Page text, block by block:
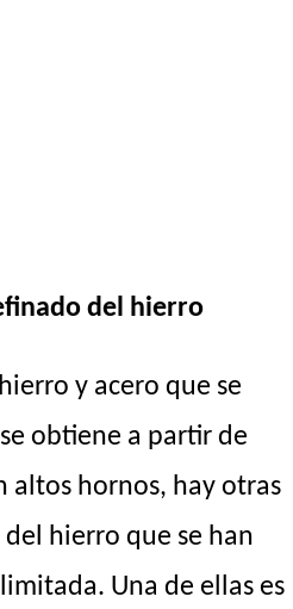
del hierro
y acero que se
obtiene a partir de
altos hornos, hay otras
hierro que se han
Una de ellas es